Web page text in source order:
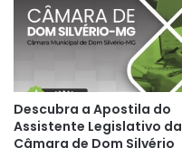
Descubra a Apostila do
Assistente Legislativo da
Câmara de Dom Silvério